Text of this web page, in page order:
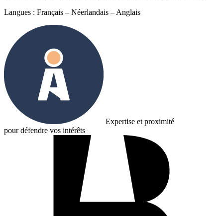
Langues : Français – Néerlandais – Anglais
Expertise et proximité
pour défendre vos intérêts